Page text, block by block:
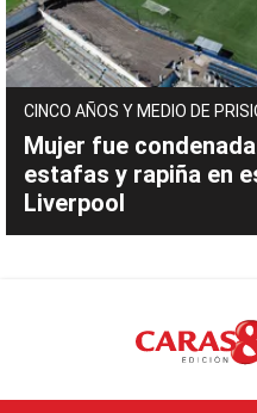
CINCO AÑOS Y MEDIO DE
Mujer fue
estafas y rapiña en
Liverpool